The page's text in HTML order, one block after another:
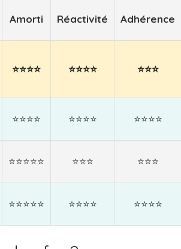
Amorti Réactivité Adhérence
⭐⭐⭐⭐ ⭐⭐⭐⭐ ⭐⭐⭐
⭐⭐⭐⭐ ⭐⭐⭐⭐ ⭐⭐⭐⭐
⭐⭐⭐⭐⭐ ⭐⭐⭐ ⭐⭐⭐
⭐⭐⭐⭐⭐ ⭐⭐⭐⭐ ⭐⭐⭐⭐